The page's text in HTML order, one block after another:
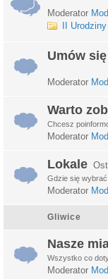
Moderator
II
Umów
Moderator
Warto
Chcesz
Moderator
Lokale
Gdzie się wybrać
Moderator
Gliwice
Nasze
Wszystko co
Moderator